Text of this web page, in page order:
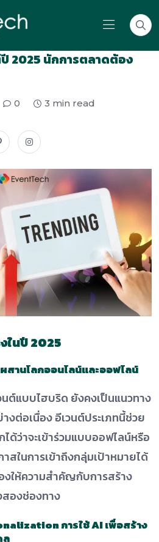
2025 นักการตลาดต้อง
0 3 min read
ในปี 2025
สานโลกออนไลน์และออฟไลน์
ต์แบบไฮบริด ยังคงเป็นแนวทาง
ต่อเนื่อง อีเวนต์ประเภทนี้ช่วย
ได้ว่าจะเข้าร่วมแบบออฟไลน์หรือ
สในการเข้าถึงกลุ่มเป้าหมายได้
ให้ความสำคัญกับการสร้าง
องช่องทาง
การใช้ AI เพื่อสร้าง
ล